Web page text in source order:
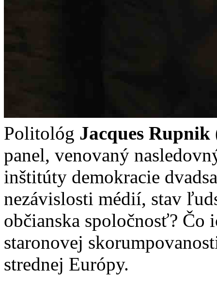
Politológ Jacques Rupnik
panel, venovaný
inštitúty demokracie
nezávislosti médií, stav
občianska spoločnosť? Čo
staronovej
strednej Európy.